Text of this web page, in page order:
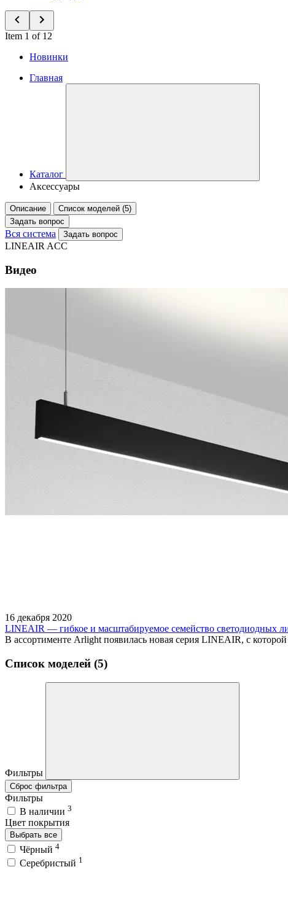
Item 1 of 12
Новинки
Главная
Каталог
Аксессуары
Описание
Список моделей (5)
Задать вопрос
Вся система Задать вопрос
LINEAIR ACC
Видео
16 декабря 2020
LINEAIR — гибкое и масштабируемое семейство светодиодных
В ассортименте Arlight появилась новая серия LINEAIR, с
Список моделей (5)
Фильтры
Сброс фильтра
Фильтры
В наличии 3
Цвет покрытия
Выбрать все
Чёрный 4
Серебристый 1